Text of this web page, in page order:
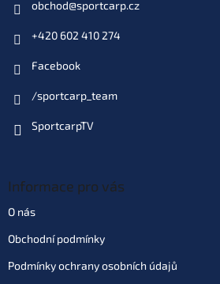
obchod@sportcarp.cz
+420 602 410 274
Facebook
/sportcarp_team
SportcarpTV
Informace pro vás
O nás
Obchodní podmínky
Podmínky ochrany osobních údajů